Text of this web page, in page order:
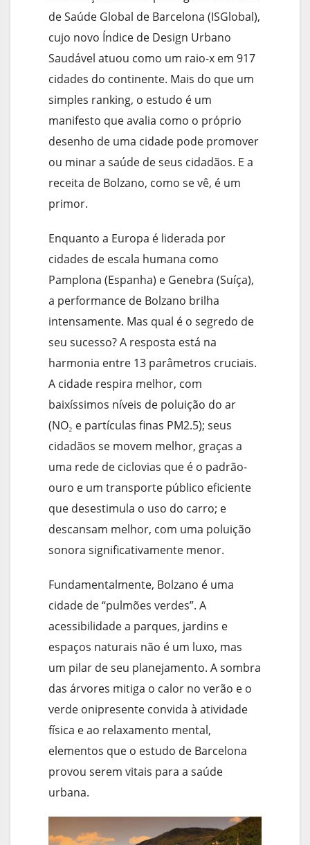
de Saúde Global de Barcelona (ISGlobal),
cujo novo Índice de Design Urbano
Saudável atuou como um raio-x em 917
cidades do continente. Mais do que um
simples ranking, o estudo é um
manifesto que avalia como o próprio
desenho de uma cidade pode promover
ou minar a saúde de seus cidadãos. E a
receita de Bolzano, como se vê, é um
primor.
Enquanto a Europa é liderada por
cidades de escala humana como
Pamplona (Espanha) e Genebra (Suíça),
a performance de Bolzano brilha
intensamente. Mas qual é o segredo de
seu sucesso? A resposta está na
harmonia entre 13 parâmetros cruciais.
A cidade respira melhor, com
baixíssimos níveis de poluição do ar
(NO₂ e partículas finas PM2.5); seus
cidadãos se movem melhor, graças a
uma rede de ciclovias que é o padrão-
ouro e um transporte público eficiente
que desestimula o uso do carro; e
descansam melhor, com uma poluição
sonora significativamente menor.
Fundamentalmente, Bolzano é uma
cidade de “pulmões verdes”. A
acessibilidade a parques, jardins e
espaços naturais não é um luxo, mas
um pilar de seu planejamento. A sombra
das árvores mitiga o calor no verão e o
verde onipresente convida à atividade
física e ao relaxamento mental,
elementos que o estudo de Barcelona
provou serem vitais para a saúde
urbana.